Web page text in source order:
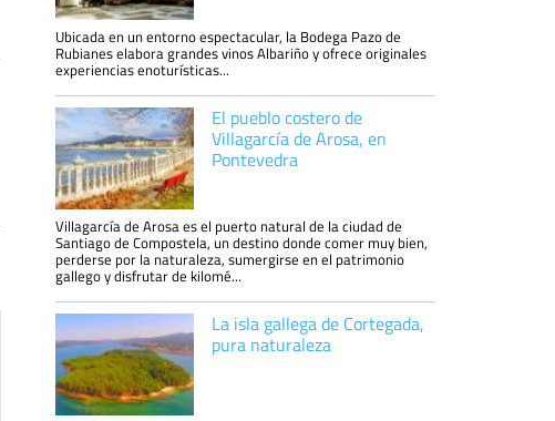
Ubicada en un entorno espectacular, la Bodega Pazo de
Rubianes elabora grandes vinos Albariño y ofrece originales
experiencias enoturísticas...
El pueblo costero de
Villagarcía de Arosa, en
Pontevedra
Villagarcía de Arosa es el puerto natural de la ciudad de
Santiago de Compostela, un destino donde comer muy bien,
perderse por la naturaleza, sumergirse en el patrimonio
gallego y disfrutar de kilomé...
La isla gallega de Cortegada,
pura naturaleza